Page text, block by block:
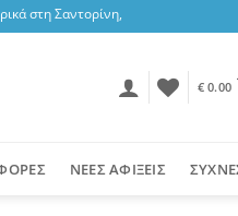
στη Σαντορίνη, 3,47 ευρώ στην
€0.00
ΝΕΕΣ ΑΦΙΞΕΙΣ